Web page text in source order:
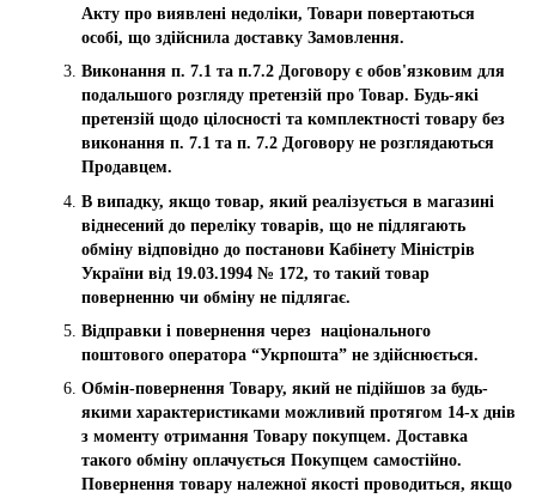
Акту про виявлені недоліки, Товари повертаються
особі, що здійснила доставку Замовлення.
Виконання п. 7.1 та п.7.2 Договору є обов'язковим для
подальшого розгляду претензій про Товар. Будь-які
претензій щодо цілосності та комплектності товару без
виконання п. 7.1 та п. 7.2 Договору не розглядаються
Продавцем.
В випадку, якщо товар, який реалізується в магазині
віднесений до переліку товарів, що не підлягають
обміну відповідно до постанови Кабінету Міністрів
України від 19.03.1994 № 172, то такий товар
поверненню чи обміну не підлягає.
Відправки і повернення через національного
поштового оператора “Укрпошта” не здійснюється.
Обмін-повернення Товару, який не підійшов за будь-
якими характеристиками можливий протягом 14-х днів
з моменту отримання Товару покупцем. Доставка
такого обміну оплачується Покупцем самостійно.
Повернення товару належної якості проводиться, якщо